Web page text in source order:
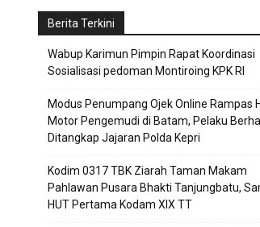
Berita Terkini
Wabup Karimun Pimpin Rapat Koordinasi
Sosialisasi pedoman Montiroing KPK RI
Modus Penumpang Ojek Online Rampas
Motor Pengemudi di Batam, Pelaku
Ditangkap Jajaran Polda Kepri
Kodim 0317 TBK Ziarah Taman Makam
Pahlawan Pusara Bhakti Tanjungbatu,
HUT Pertama Kodam XIX TT